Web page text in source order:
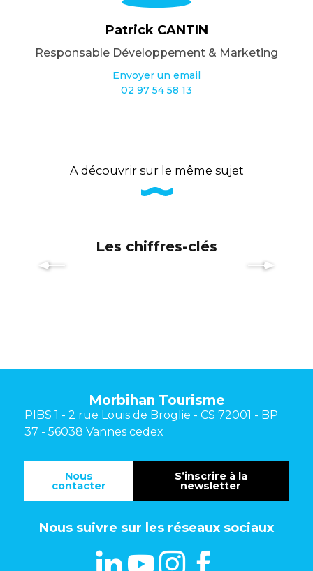
Patrick CANTIN
Responsable Développement & Marketing
Envoyer un email
02 97 54 58 13
A découvrir sur le même sujet
Les chiffres-clés
Morbihan Tourisme
PIBS 1 - 2 rue Louis de Broglie - CS 72001 - BP
37 - 56038 Vannes cedex
Nous
contacter
S’inscrire à la
newsletter
Nous suivre sur les réseaux sociaux